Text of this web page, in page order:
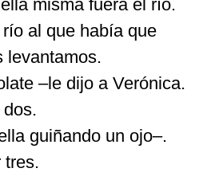
misma fuera el río.
al que había que
levantamos.
–le dijo a Verónica.
guiñando un ojo–.
tres.